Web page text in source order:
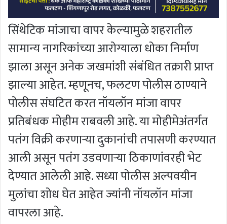
सिंथेटिक मांजाचा वापर केल्यामुळे शहरातील
सामान्य नागरिकांच्या आरोग्याला धोका निर्माण
झाला असून अनेक जखमांशी संबंधित तक्रारी प्राप्त
झाल्या आहेत. म्हणूनच, फलटण पोलीस ठाण्याने
पोलीस संघटित करत नॉयलॉन मांजा वापर
प्रतिबंधक मोहीम राबवली आहे. या मोहीमेअंतर्गत
पतंग विक्री करणार्‍या दुकानांची तपासणी करण्यात
आली असून पतंग उडवणाऱ्या ठिकाणांवरही भेट
देण्यात आलेली आहे. सध्या पोलीस अल्पवयीन
मुलांचा शोध घेत आहेत ज्यांनी नॉयलॉन मांजा
वापरला आहे.